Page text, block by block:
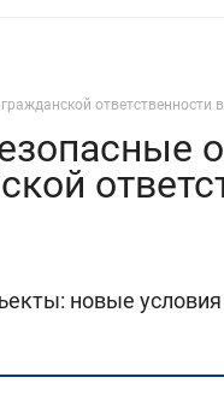
ответственности
новые условия